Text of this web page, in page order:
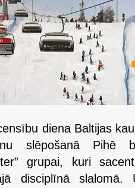
diena Baltijas
slēpošanā Pihē
grupai, kuri
disciplīnā slalomā.